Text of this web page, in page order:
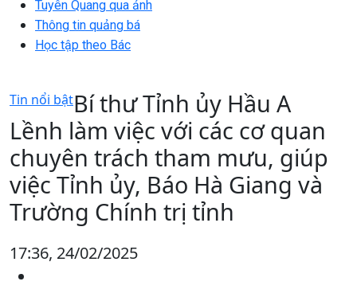
Tuyên Quang qua ảnh
Thông tin quảng bá
Học tập theo Bác
Tin nổi bậtBí thư Tỉnh ủy Hầu A
Lềnh làm việc với các cơ quan
chuyên trách tham mưu, giúp
việc Tỉnh ủy, Báo Hà Giang và
Trường Chính trị tỉnh
17:36, 24/02/2025